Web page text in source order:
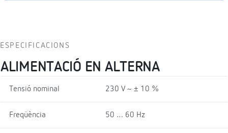
ESPECIFICACIONS
ALIMENTACIÓ EN ALTERNA
Tensió nominal 230 V ~ ± 10 %
Freqüència 50 … 60 Hz